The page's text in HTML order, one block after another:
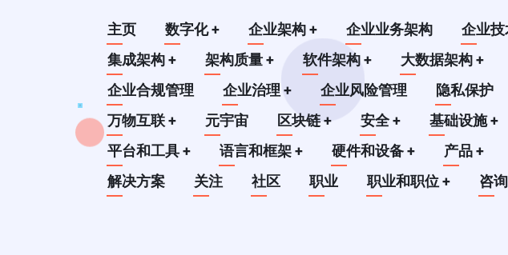
Main
navigation
主页 数字化+ 企业架构+ 企业业务架构 企业
集成架构+ 架构质量+ 软件架构+ 大数据架构+
企业合规管理
企业治理+ 企业风险管理 隐私保护
万物互联+ 元宇宙 区块链+ 安全+ 基础设施+
平台和工具+ 语言和框架+ 硬件和设备+ 产品+
解决方案
关注 社区 职业 职业和职位+ 咨